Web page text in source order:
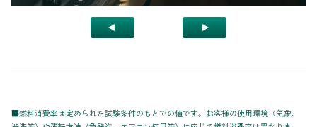
■燃料消費率は定められた試験条件のもとでの値です。お客様の使用環境（気象、